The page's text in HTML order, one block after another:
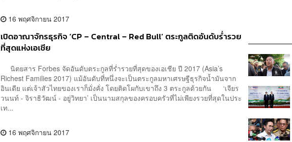
16 พฤศจิกายน 2017
เปิดอาณาจักรธุรกิจ ‘CP – Central – Red Bull’ ตระกูลติดอันดับร่ำรวย
ที่สุดแห่งเอเชีย
นิตยสาร Forbes จัดอันดับตระกูลที่ร่ำรวยที่สุดของเอเชีย ปี 2017 (Asia’s
Richest Families 2017) แม้อันดับที่หนึ่งจะเป็นตระกูลมหาเศรษฐีธุรกิจน้ำมันจาก
อินเดีย แต่เจ้าสัวไทยของเราก็มั่งคั่ง โดยติดโผกับเขาถึง 3 ตระกูลด้วยกัน ‘เจียร
วนนท์ - จิราธิวัฒน์ - อยู่วิทยา’ เป็นนามสกุลของครอบครัวที่ไม่เพียงรวยที่สุดในประ
เท...
16 พฤศจิกายน 2017